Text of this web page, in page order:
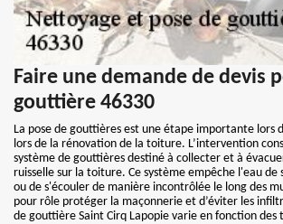
Faire une demande de devis
gouttière 46330
La pose de gouttières est une étape importante lors
lors de la rénovation de la toiture. L’intervention
système de gouttières destiné à collecter et à
ruisselle sur la toiture. Ce système empêche l'eau de
ou de s'écouler de manière incontrôlée le long des
pour rôle protéger la maçonnerie et d’éviter les
de gouttière Saint Cirq Lapopie varie en fonction des